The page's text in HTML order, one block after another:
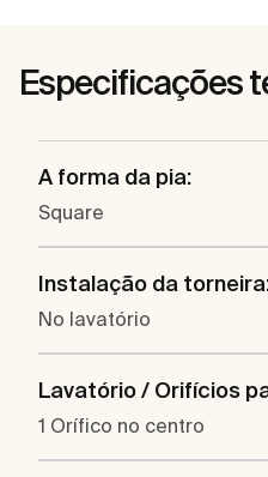
Especificações
A forma da pia:
Square
Instalação da
No lavatório
Lavatório / Orifícios
1 Orífico no centro